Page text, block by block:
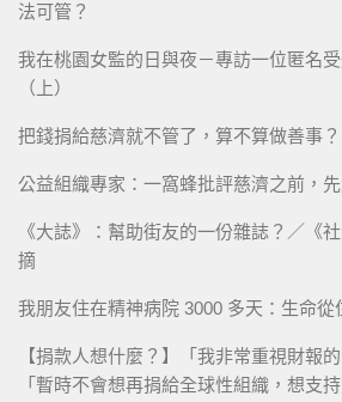
法可管？
我在桃園女監的日與夜－專訪一位匿名
（上）
把錢捐給慈濟就不管了，算不算做善事？
公益組織專家：一窩蜂批評慈濟之前，
《大誌》：幫助街友的一份雜誌？／《
摘
我朋友住在精神病院 3000 多天：生命從
【捐款人想什麼？】「我非常重視財報
「暫時不會想再捐給全球性組織，想支